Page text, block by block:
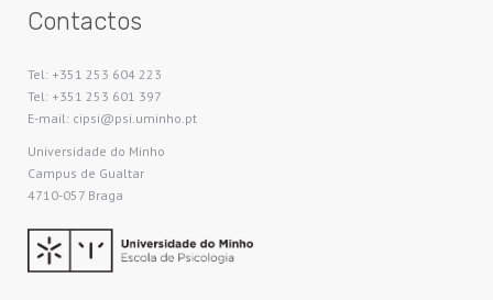
Contactos
Tel: +351 253 604 223
Tel: +351 253 601 397
E-mail: cipsi@psi.uminho.pt
Universidade do Minho​
Campus de Gualtar
4710-057 Braga